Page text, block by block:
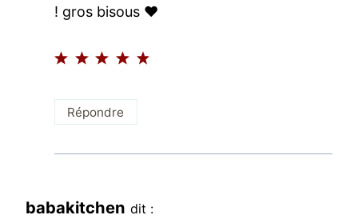
! gros bisous ♥
Répondre
babakitchen dit :